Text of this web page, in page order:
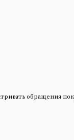
обращения